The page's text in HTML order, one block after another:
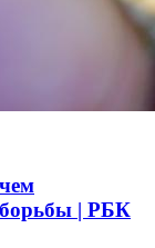
борьбы | РБК